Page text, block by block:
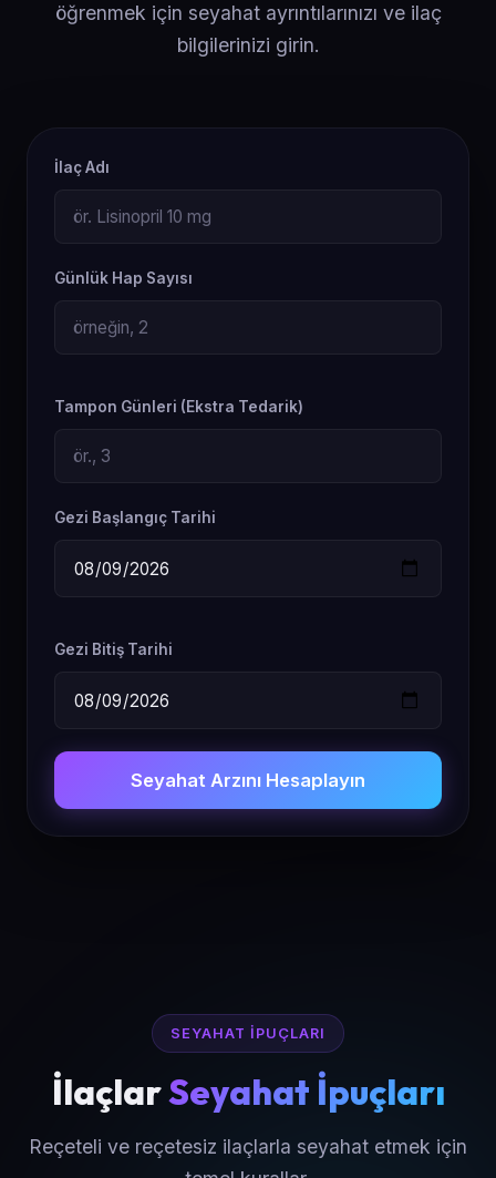
öğrenmek için seyahat ayrıntılarınızı ve ilaç
bilgilerinizi girin.
İlaç Adı
Günlük Hap Sayısı
Tampon Günleri (Ekstra Tedarik)
Gezi Başlangıç ​​Tarihi
Gezi Bitiş Tarihi
Seyahat Arzını Hesaplayın
SEYAHAT İPUÇLARI
İlaçlarSeyahat İpuçları
Reçeteli ve reçetesiz ilaçlarla seyahat etmek için